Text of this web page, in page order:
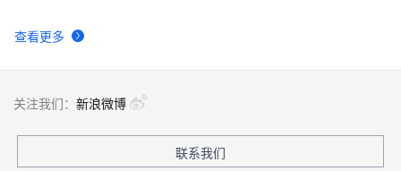
查看更多
关注我们： 新浪微博
联系我们